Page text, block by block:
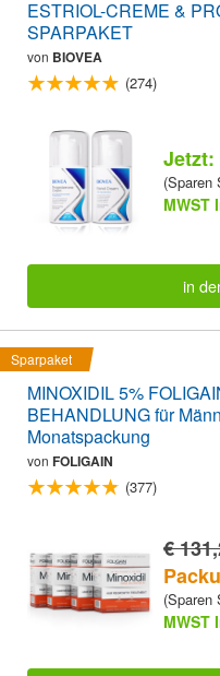
ESTRIOL-CREME &
SPARPAKET
von BIOVEA
(274)
Jetzt:
(Sparen
MWST
in
Sparpaket
MINOXIDIL 5%
BEHANDLUNG für Männer (24 fl oz)
Monatspackung
von FOLIGAIN
(377)
€
(Sparen
MWST